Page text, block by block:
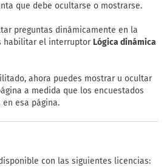
que debe ocultarse o mostrarse.
preguntas dinámicamente en la
habilitar el interruptor Lógica dinámica
ahora puedes mostrar u ocultar
a medida que los encuestados
esa página.
con las siguientes licencias: